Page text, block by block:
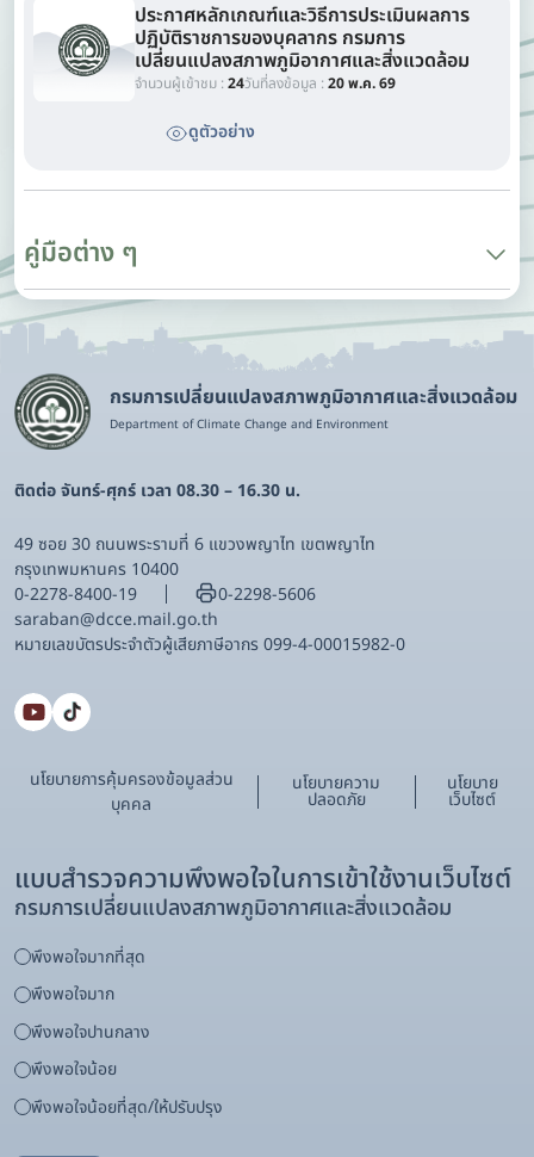
ประกาศหลักเกณฑ์และวิธีการประเมินผลการ
ปฏิบัติราชการของบุคลากร กรมการ
เปลี่ยนแปลงสภาพภูมิอากาศและสิ่งแวดล้อม
จำนวนผู้เข้าชม :24วันที่ลงข้อมูล :20 พ.ค. 69
ดูตัวอย่าง
คู่มือต่าง ๆ
กรมการเปลี่ยนแปลงสภาพภูมิอากาศและสิ่งแวดล้อม
Department of Climate Change and Environment
ติดต่อ จันทร์-ศุกร์ เวลา 08.30 – 16.30 น.
49 ซอย 30 ถนนพระรามที่ 6 แขวงพญาไท เขตพญาไท
กรุงเทพมหานคร 10400
0-2278-8400-19
0-2298-5606
saraban@dcce.mail.go.th
หมายเลขบัตรประจําตัวผู้เสียภาษีอากร 099-4-00015982-0
นโยบายการคุ้มครองข้อมูลส่วน
บุคคล
นโยบายความ
ปลอดภัย
นโยบาย
เว็บไซต์
แบบสำรวจความพึงพอใจในการเข้าใช้งานเว็บไซต์
กรมการเปลี่ยนแปลงสภาพภูมิอากาศและสิ่งแวดล้อม
พึงพอใจมากที่สุด
พึงพอใจมาก
พึงพอใจปานกลาง
พึงพอใจน้อย
พึงพอใจน้อยที่สุด/ให้ปรับปรุง